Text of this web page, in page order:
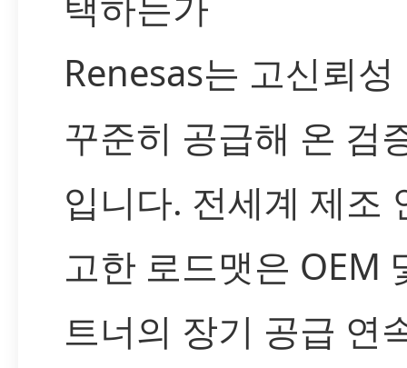
Renesas는 고신뢰
꾸준히 공급해 온 검
입니다. 전세계 제조
고한 로드맷은 OEM
트너의 장기 공급 연